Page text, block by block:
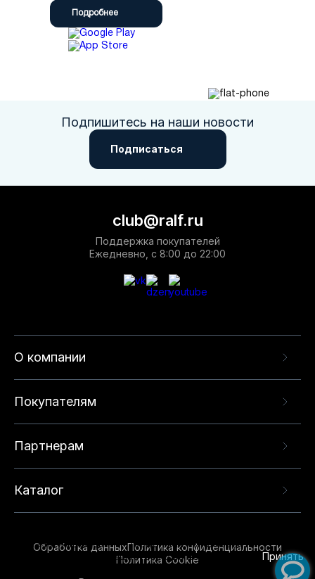
Подробнее
Подпишитесь на наши новости
Подписаться
О компании
Покупателям
Партнерам
Каталог
club@ralf.ru
Поддержка покупателей
Ежедневно, с 8:00 до 22:00
Обработка данныхПолитика конфиденциальности
Политика Cookie
опыта на нашем сайте. Продолжая использовать
данный сайт, вы соглашаетесь с использованием
Принять